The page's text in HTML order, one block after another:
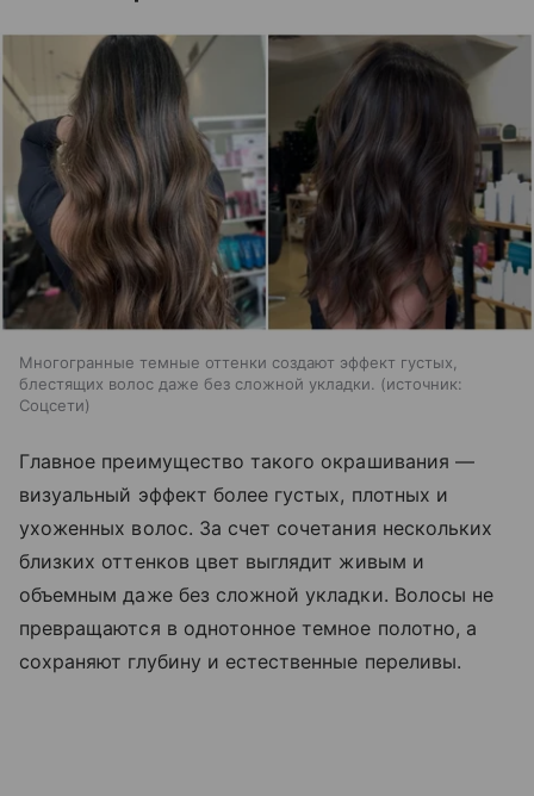
Многогранные темные оттенки создают эффект густых,
блестящих волос даже без сложной укладки.
источник:
Соцсети
Главное преимущество такого окрашивания —
визуальный эффект более густых, плотных и
ухоженных волос. За счет сочетания нескольких
близких оттенков цвет выглядит живым и
объемным даже без сложной укладки. Волосы не
превращаются в однотонное темное полотно, а
сохраняют глубину и естественные переливы.